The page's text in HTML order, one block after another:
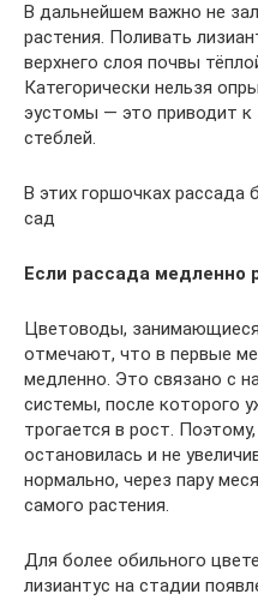
В дальнейшем важно не
растения. Поливать
верхнего слоя почвы
Категорически нельзя
эустомы — это приводит к
стеблей.
В этих горшочках рассада
сад
Если рассада медленно
Цветоводы,
отмечают, что в первые
медленно. Это связано с
системы, после которого
трогается в рост.
остановилась и не
нормально, через пару
самого растения.
Для более обильного
лизиантус на стадии